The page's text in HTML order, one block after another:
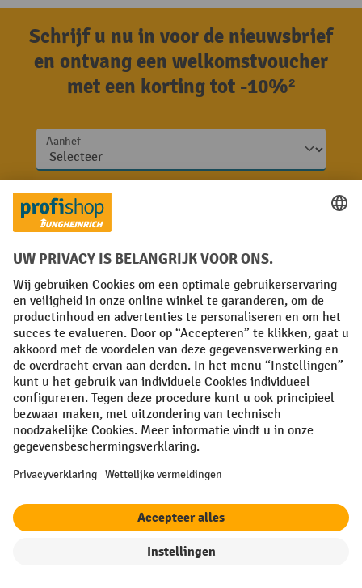
Sorteren op
Schrijf u nu in voor de nieuwsbrief
en ontvang een welkomstvoucher
met een korting tot -10%²
Aanhef
Achternaam
E-mail
Aanmelden
Door op "Aanmelden" te klikken, gaat u akkoord met het
ontvangen van reclame van Jungheinrich PROFISHOP in de
vorm van nieuwsbrieven.
Meer informatie over de gegevensverwerking voor de
nieuwsbrief vindt uhier.
Meest verkocht